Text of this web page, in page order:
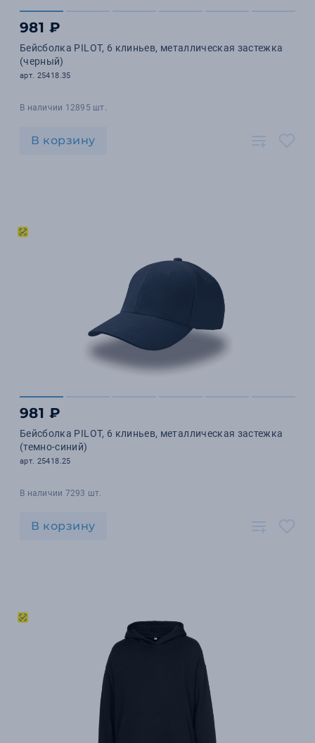
981 ₽
Бейсболка PILOT, 6 клиньев, металлическая застежка
(черный)
арт. 25418.35
В наличии 12895 шт.
В корзину
981 ₽
Бейсболка PILOT, 6 клиньев, металлическая застежка
(темно-синий)
арт. 25418.25
В наличии 7293 шт.
В корзину